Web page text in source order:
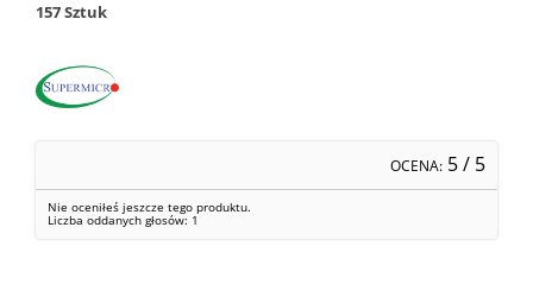
157Sztuk
OCENA: 5/ 5
Nie oceniłeś jeszcze tego produktu.
Liczba oddanych głosów: 1